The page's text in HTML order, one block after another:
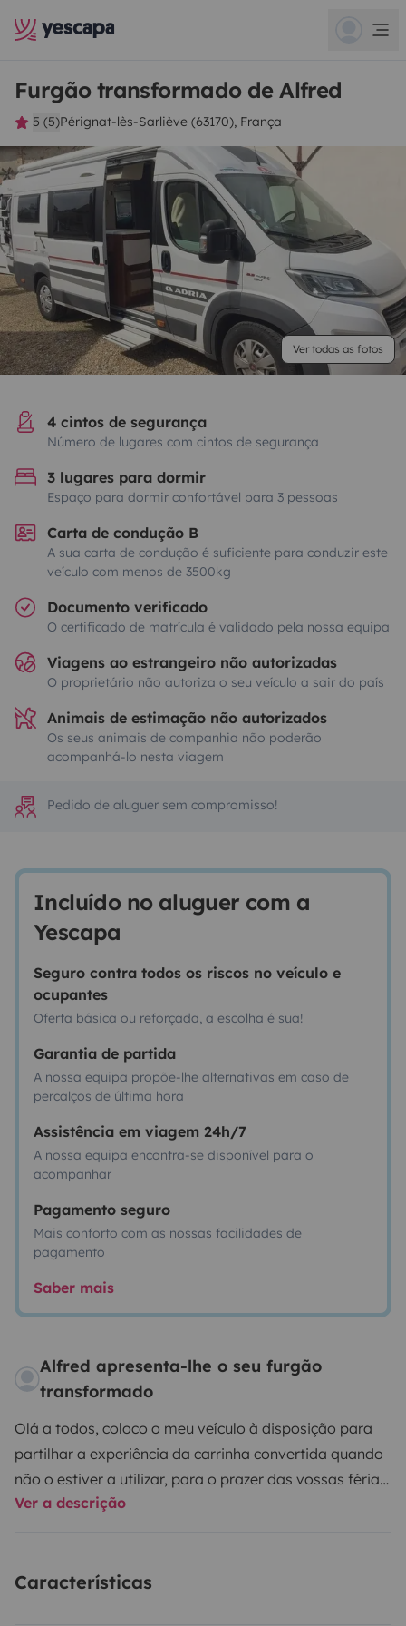
Furgão transformado de Alfred
5 (5)Pérignat-lès-Sarliève (63170), França
Ver todas as fotos
4 cintos de segurança
Número de lugares com cintos de segurança
3 lugares para dormir
Espaço para dormir confortável para 3 pessoas
Carta de condução B
A sua carta de condução é suficiente para conduzir este
veículo com menos de 3500kg
Documento verificado
O certificado de matrícula é validado pela nossa equipa
Viagens ao estrangeiro não autorizadas
O proprietário não autoriza o seu veículo a sair do país
Animais de estimação não autorizados
Os seus animais de companhia não poderão
acompanhá-lo nesta viagem
Pedido de aluguer sem compromisso!
Incluído no aluguer com a
Yescapa
Seguro contra todos os riscos no veículo e
ocupantes
Oferta básica ou reforçada, a escolha é sua!
Garantia de partida
A nossa equipa propõe-lhe alternativas em caso de
percalços de última hora
Assistência em viagem 24h/7
A nossa equipa encontra-se disponível para o
acompanhar
Pagamento seguro
Mais conforto com as nossas facilidades de
pagamento
Saber mais
Alfred apresenta-lhe o seu furgão
transformado
Olá a todos, coloco o meu veículo à disposição para
partilhar a experiência da carrinha convertida quando
não o estiver a utilizar, para o prazer das vossas férias
em total liberdade.
combinam grande conforto ao dirigir, o posto de
Ver a descrição
Características